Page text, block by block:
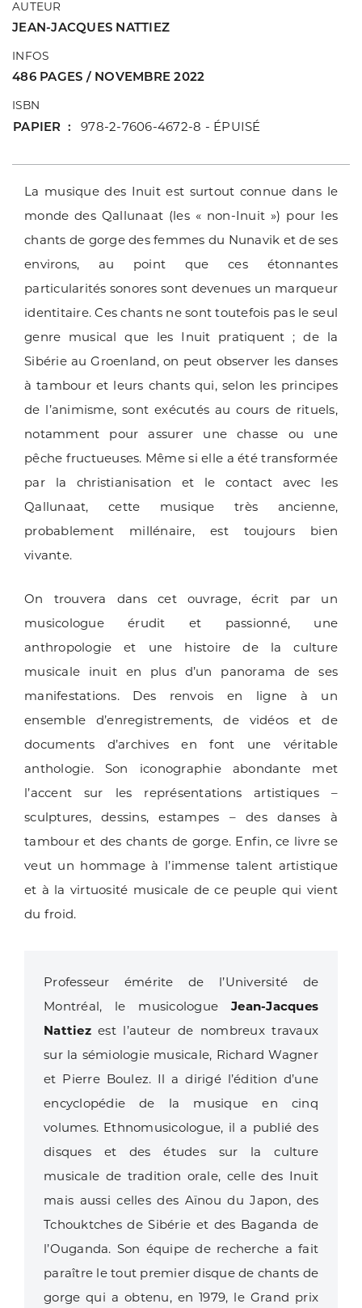
AUTEUR
JEAN-JACQUES NATTIEZ
INFOS
486 PAGES / NOVEMBRE 2022
ISBN
PAPIER 978-2-7606-4672-8 - ÉPUISÉ
La musique des Inuit est surtout connue dans le
monde des Qallunaat (les « non-Inuit ») pour les
chants de gorge des femmes du Nunavik et de ses
environs, au point que ces étonnantes
particularités sonores sont devenues un marqueur
identitaire. Ces chants ne sont toutefois pas le seul
genre musical que les Inuit pratiquent ; de la
Sibérie au Groenland, on peut observer les danses
à tambour et leurs chants qui, selon les principes
de l’animisme, sont exécutés au cours de rituels,
notamment pour assurer une chasse ou une
pêche fructueuses. Même si elle a été transformée
par la christianisation et le contact avec les
Qallunaat, cette musique très ancienne,
probablement millénaire, est toujours bien
vivante.
On trouvera dans cet ouvrage, écrit par un
musicologue érudit et passionné, une
anthropologie et une histoire de la culture
musicale inuit en plus d’un panorama de ses
manifestations. Des renvois en ligne à un
ensemble d’enregistrements, de vidéos et de
documents d’archives en font une véritable
anthologie. Son iconographie abondante met
l’accent sur les représentations artistiques –
sculptures, dessins, estampes – des danses à
tambour et des chants de gorge. Enfin, ce livre se
veut un hommage à l’immense talent artistique
et à la virtuosité musicale de ce peuple qui vient
du froid.
Professeur émérite de l’Université de
Montréal, le musicologue Jean-Jacques
Nattiezest l’auteur de nombreux travaux
sur la sémiologie musicale, Richard Wagner
et Pierre Boulez. Il a dirigé l’édition d’une
encyclopédie de la musique en cinq
volumes. Ethnomusicologue, il a publié des
disques et des études sur la culture
musicale de tradition orale, celle des Inuit
mais aussi celles des Aïnou du Japon, des
Tchouktches de Sibérie et des Baganda de
l’Ouganda. Son équipe de recherche a fait
paraître le tout premier disque de chants de
gorge qui a obtenu, en 1979, le Grand prix